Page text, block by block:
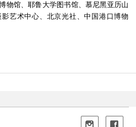
物馆、耶鲁大学图书馆、慕尼黑亚历山
艺术中心、北京光社、中国港口博物